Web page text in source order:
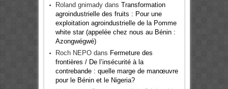
Roland gnimadydans Transformation
agroindustrielle des fruits : Pour une
exploitation agroindustrielle de la Pomme
white star (appelée chez nous au Bénin :
Azongwégwé)
Roch NEPOdans Fermeture des
frontières / De l’insécurité à la
contrebande : quelle marge de manœuvre
pour le Bénin et le Nigeria?